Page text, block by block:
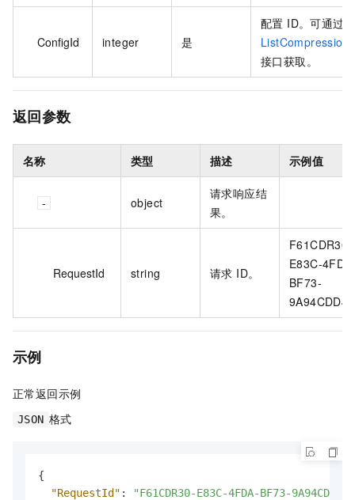
ConfigId integer 是
配置 ID。可通过
接口获取。
返回参数
名称 类型 描述 示例值
object
请求响应结
果。
RequestId string 请求 ID。
F61CDR30-
E83C-
BF73-
示例
正常返回示例
JSON 格式
{
"RequestId" :
"F61CDR30-E83C-4FDA-BF73-